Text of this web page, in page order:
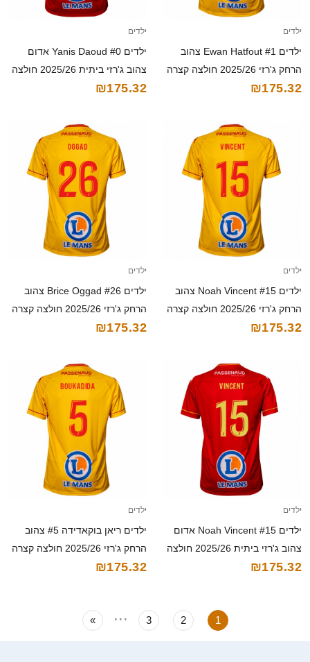
ילדים
ילדים Ewan Hatfout #1 צהוב
הרחק ג'רזי 2025/26 חולצה קצרה
₪175.32
ילדים
ילדים Yanis Daoud #0 אדום
צהוב ג'רזי ביתית 2025/26 חולצה
קצרה
₪175.32
ילדים
ילדים Noah Vincent #15 צהוב
הרחק ג'רזי 2025/26 חולצה קצרה
₪175.32
ילדים
ילדים Brice Oggad #26 צהוב
הרחק ג'רזי 2025/26 חולצה קצרה
₪175.32
ילדים
ילדים Noah Vincent #15 אדום
צהוב ג'רזי ביתית 2025/26 חולצה
קצרה
₪175.32
ילדים
ילדים ריאן בוקאדידה #5 צהוב
הרחק ג'רזי 2025/26 חולצה קצרה
₪175.32
1
2
3
...
»